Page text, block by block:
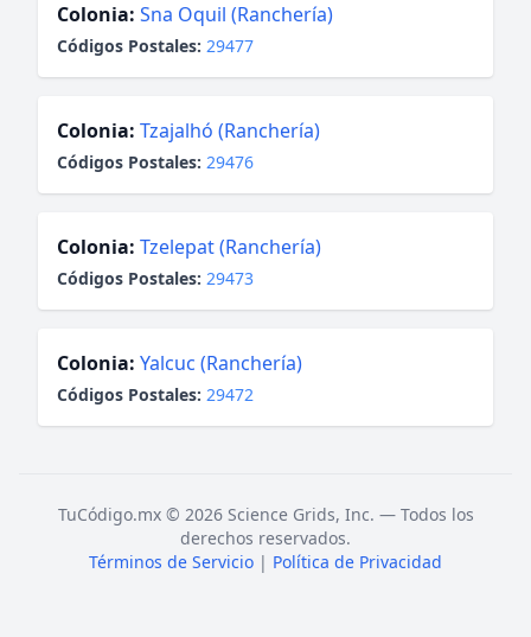
Colonia: Sna Oquil (Ranchería)
Códigos Postales: 29477
Colonia: Tzajalhó (Ranchería)
Códigos Postales: 29476
Colonia: Tzelepat (Ranchería)
Códigos Postales: 29473
Colonia: Yalcuc (Ranchería)
Códigos Postales: 29472
TuCódigo.mx © 2026 Science Grids, Inc. — Todos los
derechos reservados.
Términos de Servicio | Política de Privacidad